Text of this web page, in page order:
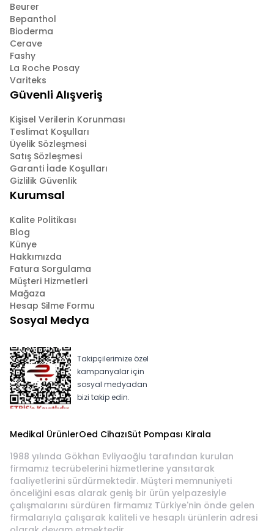
Beurer
Bepanthol
Bioderma
Cerave
Fashy
La Roche Posay
Variteks
Güvenli Alışveriş
Kişisel Verilerin Korunması
Teslimat Koşulları
Üyelik Sözleşmesi
Satış Sözleşmesi
Garanti İade Koşulları
Gizlilik Güvenlik
Kurumsal
Kalite Politikası
Blog
Künye
Hakkımızda
Fatura Sorgulama
Müşteri Hizmetleri
Mağaza
Hesap Silme Formu
Sosyal Medya
Takipçilerimize özel
kampanyalar için
sosyal medyadan
bizi takip edin.
Medikal ÜrünlerOed CihazıSüt Pompası Kirala
1988 yılında Gökhan Evliyaoğlu tarafından kurulan
firmamız tecrübelerini hizmetlerine yansıtarak
faaliyetlerini sürdürmektedir. Müşteri memnuniyeti
önceliğini esas alarak geniş bir ürün yelpazesiyle
çalışmalarını sürdüren firmamız Türkiye'nin önde gelen
firmalarıyla çalışarak kaliteli ve hesaplı ürünlerin adresi